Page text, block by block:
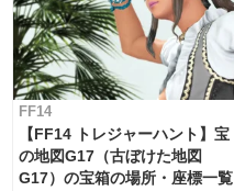
FF14
【FF14 トレジャーハント】宝
の地図G17（古ぼけた地図
G17）の宝箱の場所・座標一覧